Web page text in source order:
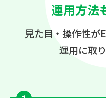
運用方法
見た目・操作性が
運用に取